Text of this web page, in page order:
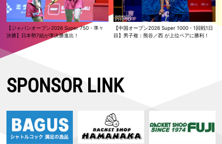
【ジャパンオープン2026 Super 750・準々
決勝】日本勢7組が準決勝進出！
【中国オープン2026 Super 1000・1回戦1日
目】男子複：熊谷／西 が上位ペアに勝利！
SPONSOR LINK